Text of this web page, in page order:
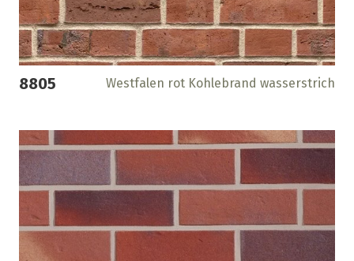
8805 Westfalen rot Kohlebrand wasserstrich